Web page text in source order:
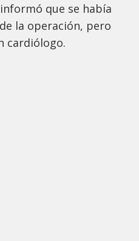
que se había
la operación, pero
cardiólogo.